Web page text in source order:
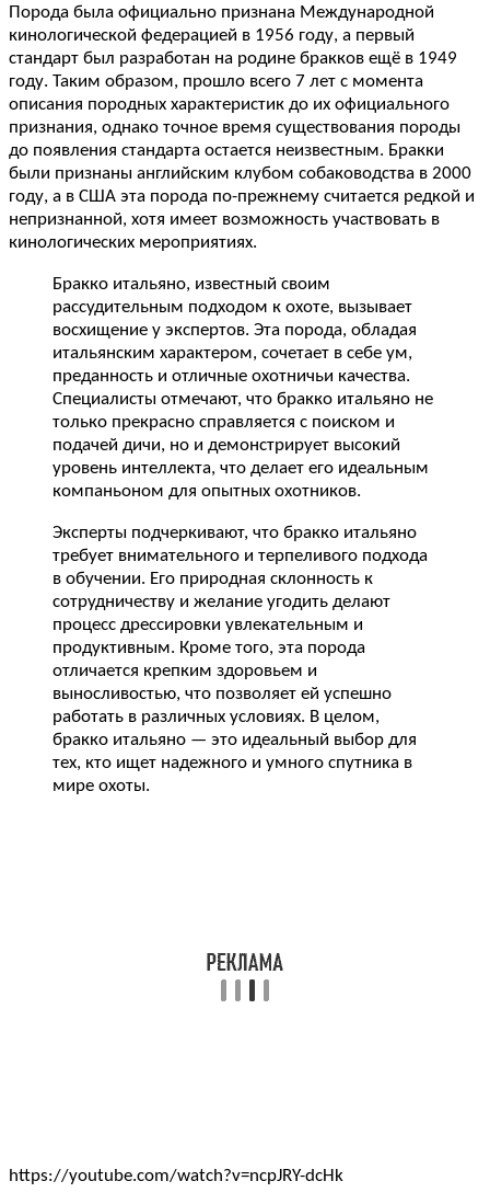
Порода была официально признана Международной
кинологической федерацией в 1956 году, а первый
стандарт был разработан на родине бракков ещё в 1949
году. Таким образом, прошло всего 7 лет с момента
описания породных характеристик до их официального
признания, однако точное время существования породы
до появления стандарта остается неизвестным. Бракки
были признаны английским клубом собаководства в 2000
году, а в США эта порода по-прежнему считается редкой и
непризнанной, хотя имеет возможность участвовать в
кинологических мероприятиях.
Бракко итальяно, известный своим
рассудительным подходом к охоте, вызывает
восхищение у экспертов. Эта порода, обладая
итальянским характером, сочетает в себе ум,
преданность и отличные охотничьи качества.
Специалисты отмечают, что бракко итальяно не
только прекрасно справляется с поиском и
подачей дичи, но и демонстрирует высокий
уровень интеллекта, что делает его идеальным
компаньоном для опытных охотников.
Эксперты подчеркивают, что бракко итальяно
требует внимательного и терпеливого подхода
в обучении. Его природная склонность к
сотрудничеству и желание угодить делают
процесс дрессировки увлекательным и
продуктивным. Кроме того, эта порода
отличается крепким здоровьем и
выносливостью, что позволяет ей успешно
работать в различных условиях. В целом,
бракко итальяно — это идеальный выбор для
тех, кто ищет надежного и умного спутника в
мире охоты.
https://youtube.com/watch?v=ncpJRY-dcHk